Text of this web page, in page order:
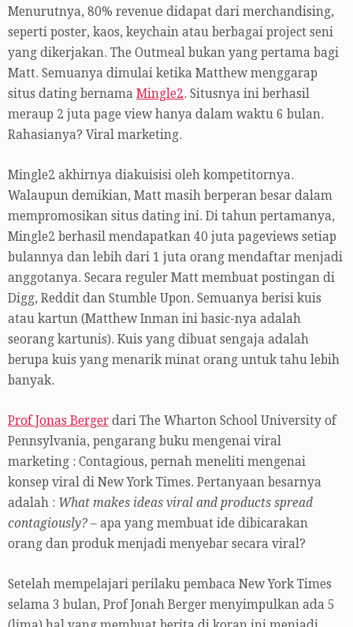
Menurutnya, 80% revenue didapat dari merchandising,
seperti poster, kaos, keychain atau berbagai project seni
yang dikerjakan. The Outmeal bukan yang pertama bagi
Matt. Semuanya dimulai ketika Matthew menggarap
situs dating bernama Mingle2. Situsnya ini berhasil
meraup 2 juta page view hanya dalam waktu 6 bulan.
Rahasianya? Viral marketing.
Mingle2 akhirnya diakuisisi oleh kompetitornya.
Walaupun demikian, Matt masih berperan besar dalam
mempromosikan situs dating ini. Di tahun pertamanya,
Mingle2 berhasil mendapatkan 40 juta pageviews setiap
bulannya dan lebih dari 1 juta orang mendaftar menjadi
anggotanya. Secara reguler Matt membuat postingan di
Digg, Reddit dan Stumble Upon. Semuanya berisi kuis
atau kartun (Matthew Inman ini basic-nya adalah
seorang kartunis). Kuis yang dibuat sengaja adalah
berupa kuis yang menarik minat orang untuk tahu lebih
banyak.
Prof Jonas Berger dari The Wharton School University of
Pennsylvania, pengarang buku mengenai viral
marketing : Contagious, pernah meneliti mengenai
konsep viral di New York Times. Pertanyaan besarnya
adalah : What makes ideas viral and products spread
contagiously? – apa yang membuat ide dibicarakan
orang dan produk menjadi menyebar secara viral?
Setelah mempelajari perilaku pembaca New York Times
selama 3 bulan, Prof Jonah Berger menyimpulkan ada 5